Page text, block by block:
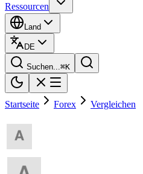
Ressourcen
Land
DE
Suchen...⌘K
Startseite Forex Vergleichen